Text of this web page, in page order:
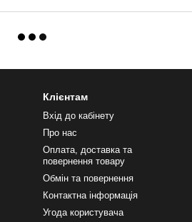
Клієнтам
Вхід до кабінету
Про нас
Оплата, доставка та
повернення товару
Обмін та повернення
Контактна інформація
Угода користувача